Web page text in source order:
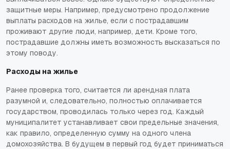
защитные меры. Например, предусмотрено продолжение
выплаты расходов на жилье, если с пострадавшим
проживают другие люди, например, дети. Кроме того,
пострадавшие должны иметь возможность высказаться по
этому поводу.
Расходы на жилье
Ранее проверка того, считается ли арендная плата
разумной и, следовательно, полностью оплачивается
государством, проводилась только через год. Каждый
муниципалитет устанавливает свои предельные значения,
как правило, определенную сумму на одного члена
домохозяйства. В будущем в первый год будет приниматься